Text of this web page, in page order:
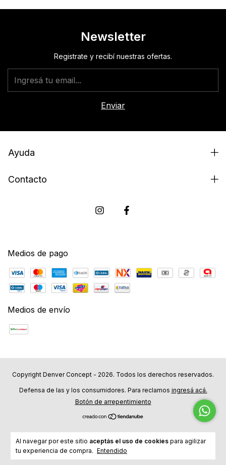
Al navegar por este sitio aceptás el uso de cookies para agilizar
tu experiencia de compra. Entendido
Newsletter
Registrate y recibí nuestras ofertas.
Ayuda
Contacto
Medios de pago
Medios de envío
Copyright Denver Concept - 2026. Todos los derechos reservados.
Defensa de las y los consumidores. Para reclamos ingresá acá.
Botón de arrepentimiento